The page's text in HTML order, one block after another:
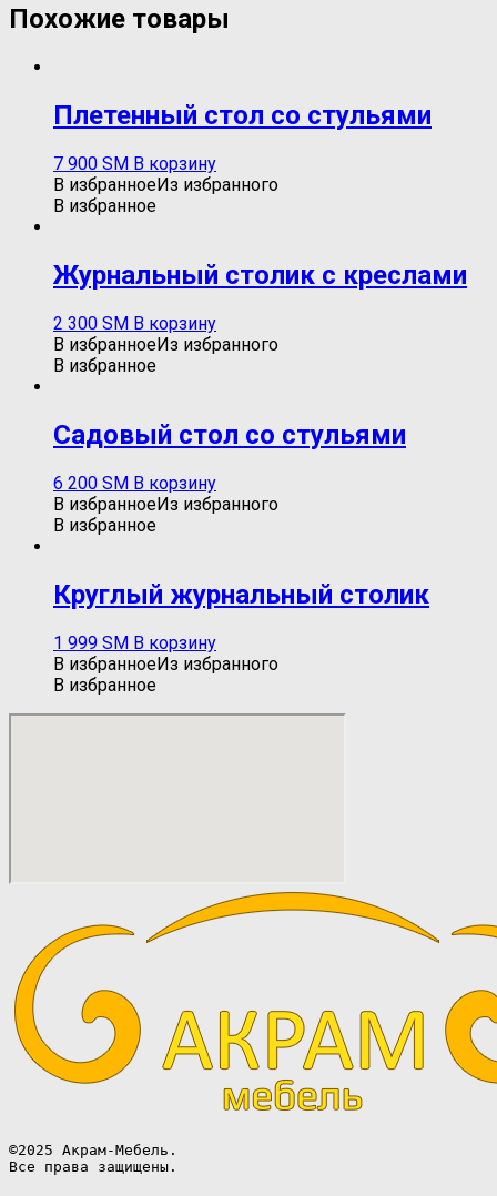
Похожие товары
Плетенный стол со стульями
7 900 ЅМ В корзину
В избранноеИз избранного
В избранное
Журнальный столик с креслами
2 300 ЅМ В корзину
В избранноеИз избранного
В избранное
Садовый стол со стульями
6 200 ЅМ В корзину
В избранноеИз избранного
В избранное
Круглый журнальный столик
1 999 ЅМ В корзину
В избранноеИз избранного
В избранное
©2025 Акрам-Мебель.
Все права защищены.